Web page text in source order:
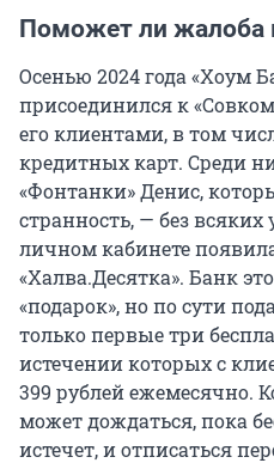
Поможет ли жалоба
Осенью 2024 года «Хоум
присоединился к
его клиентами, в том
кредитных карт. Среди
«Фонтанки» Денис,
странность, — без
личном кабинете
«Халва.Десятка». Банк
«подарок», но по сути
только первые три
истечении которых с
399 рублей ежемесячно.
может дождаться, пока
истечет, и отписаться